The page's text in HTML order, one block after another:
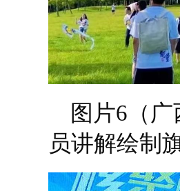
图片6（
员讲解绘制